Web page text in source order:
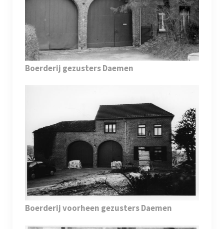
Boerderij gezusters Daemen
Boerderij voorheen gezusters Daemen